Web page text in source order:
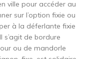
ville pour accéder au
sur l’option fixie ou
à la déferlante fixie
s’agit de bordure
ou de mandorle